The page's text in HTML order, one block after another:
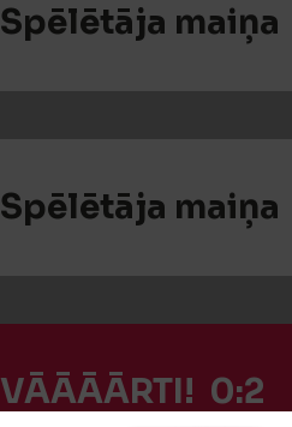
Spēlētāja maiņa
Spēlētāja maiņa
VĀĀĀĀRTI! 0:2